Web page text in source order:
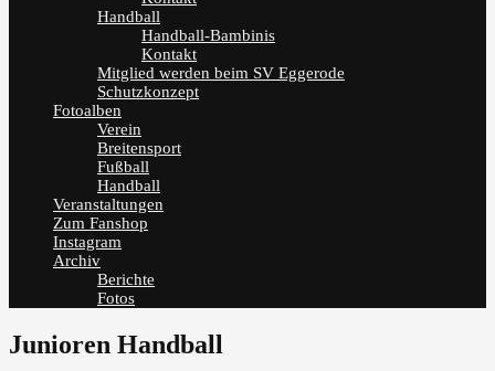
Handball
Handball-Bambinis
Kontakt
Mitglied werden beim SV Eggerode
Schutzkonzept
Fotoalben
Verein
Breitensport
Fußball
Handball
Veranstaltungen
Zum Fanshop
Instagram
Archiv
Berichte
Fotos
Junioren Handball